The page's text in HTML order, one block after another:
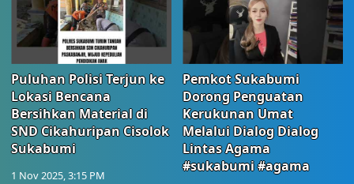
Puluhan Polisi Terjun ke
Lokasi Bencana
Bersihkan Material di
SND Cikahuripan Cisolok
Sukabumi
1 Nov 2025, 3:15 PM
Pemkot Sukabumi
Dorong Penguatan
Kerukunan Umat
Melalui Dialog Dialog
Lintas Agama
#sukabumi #agama